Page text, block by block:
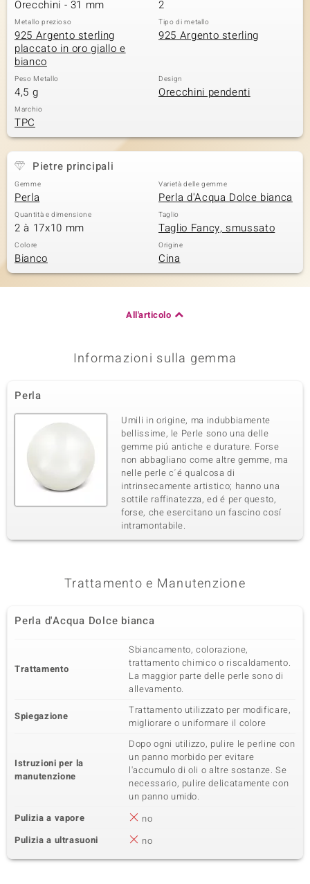
Orecchini - 31 mm 2
Metallo prezioso
925 Argento sterling
placcato in oro giallo e
bianco
Tipo di metallo
925 Argento sterling
Peso Metallo
4,5 g
Design
Orecchini pendenti
Marchio
TPC
Pietre principali
Gemme
Perla
Varietà delle gemme
Perla d'Acqua Dolce bianca
Quantità e dimensione
2 à 17x10 mm
Taglio
Taglio Fancy, smussato
Colore
Bianco
Origine
Cina
All'articolo
Informazioni sulla gemma
Perla
Umili in origine, ma indubbiamente
bellissime, le Perle sono una delle
gemme piú antiche e durature. Forse
non abbagliano come altre gemme, ma
nelle perle c´é qualcosa di
intrinsecamente artistico; hanno una
sottile raffinatezza, ed é per questo,
forse, che esercitano un fascino cosí
intramontabile.
Trattamento e Manutenzione
Perla d'Acqua Dolce bianca
Trattamento
Sbiancamento, colorazione,
trattamento chimico o riscaldamento.
La maggior parte delle perle sono di
allevamento.
Spiegazione
Trattamento utilizzato per modificare,
migliorare o uniformare il colore
Istruzioni per la
manutenzione
Dopo ogni utilizzo, pulire le perline con
un panno morbido per evitare
l'accumulo di oli o altre sostanze. Se
necessario, pulire delicatamente con
un panno umido.
Pulizia a vapore
no
Pulizia a ultrasuoni
no